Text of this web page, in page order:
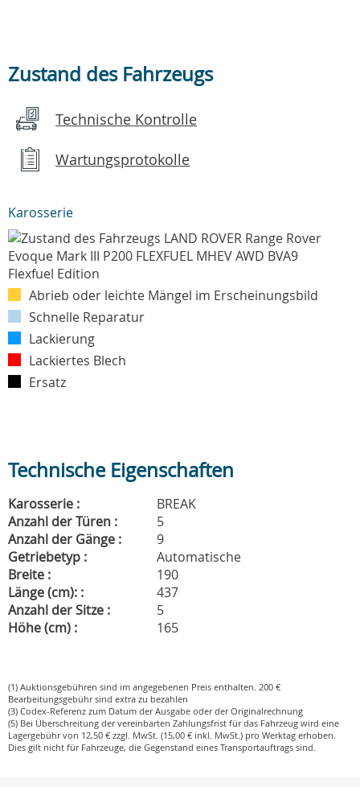
Zustand des Fahrzeugs
Technische Kontrolle
Wartungsprotokolle
Karosserie
Abrieb oder leichte Mängel im Erscheinungsbild
Schnelle Reparatur
Lackierung
Lackiertes Blech
Ersatz
Technische Eigenschaften
Karosserie :
BREAK
Anzahl der Türen :
5
Anzahl der Gänge :
9
Getriebetyp :
Automatische
Breite :
190
Länge (cm): :
437
Anzahl der Sitze :
5
Höhe (cm) :
165
(1) Auktionsgebühren sind im angegebenen Preis enthalten. 200 €
Bearbeitungsgebühr sind extra zu bezahlen
(3) Codex-Referenz zum Datum der Ausgabe oder der Originalrechnung
(5) Bei Überschreitung der vereinbarten Zahlungsfrist für das Fahrzeug wird eine
Lagergebühr von 12,50 € zzgl. MwSt. (15,00 € inkl. MwSt.) pro Werktag erhoben.
Dies gilt nicht für Fahrzeuge, die Gegenstand eines Transportauftrags sind.